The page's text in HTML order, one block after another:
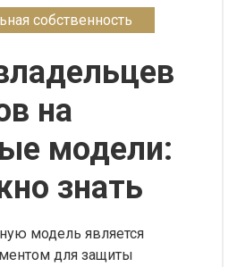
собственность
на
модели:
знать
модель является
для защиты